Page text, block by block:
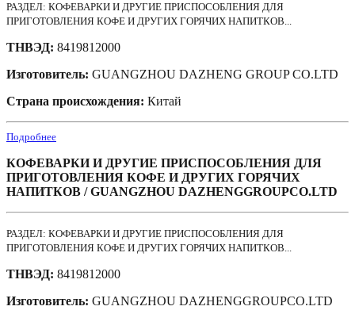
РАЗДЕЛ: КОФЕВАРКИ И ДРУГИЕ ПРИСПОСОБЛЕНИЯ ДЛЯ
ПРИГОТОВЛЕНИЯ КОФЕ И ДРУГИХ ГОРЯЧИХ НАПИТКОВ...
ТНВЭД: 8419812000
Изготовитель: GUANGZHOU DAZHENG GROUP CO.LTD
Страна происхождения: Китай
Подробнее
КОФЕВАРКИ И ДРУГИЕ ПРИСПОСОБЛЕНИЯ ДЛЯ
ПРИГОТОВЛЕНИЯ КОФЕ И ДРУГИХ ГОРЯЧИХ
НАПИТКОВ / GUANGZHOU DAZHENGGROUPCO.LTD
РАЗДЕЛ: КОФЕВАРКИ И ДРУГИЕ ПРИСПОСОБЛЕНИЯ ДЛЯ
ПРИГОТОВЛЕНИЯ КОФЕ И ДРУГИХ ГОРЯЧИХ НАПИТКОВ...
ТНВЭД: 8419812000
Изготовитель: GUANGZHOU DAZHENGGROUPCO.LTD